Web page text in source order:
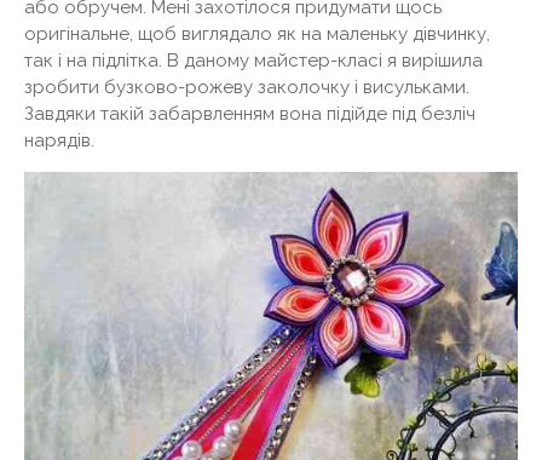
або обручем. Мені захотілося придумати щось
оригінальне, щоб виглядало як на маленьку дівчинку,
так і на підлітка. В даному майстер-класі я вирішила
зробити бузково-рожеву заколочку і висульками.
Завдяки такій забарвленням вона підійде під безліч
нарядів.